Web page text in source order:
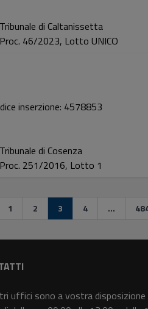
Tribunale di Caltanissetta
Proc. 46/2023, Lotto UNICO
inserzione: 4578853
Tribunale di Cosenza
Proc. 251/2016, Lotto 1
1 2 3 4 ...
uffici sono a vostra disposizione